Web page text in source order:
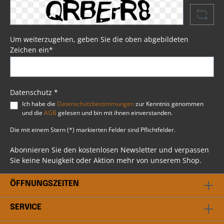
enthalten sind vier Lederriemen, die das
Anbringen der Schwingentasche am Heck Ihrer
Harley® problemlos ermöglichen. Die Tasche ist
zusätzlich durch Kunststoff und
Verstärkungsschaum gegen Verformungen bei
längerem Gebrauch geschützt. Somit ist
Favorit, ausgewählt durch unsere Profis bei BSB
nicht mit uns in Kontakt zu treten. Unser
professionelles Team steht dir gerne beratend
bei allen Fragen rund ums Thema Harley
Davidson® zur Verfügung.
Um weiterzugehen, geben Sie die oben abgebildeten
Zeichen ein*
Datenschutz *
Ich habe die Datenschutzbestimmungenzur Kenntnis genommen
und die AGB gelesen und bin mit ihnen einverstanden.
Die mit einem Stern (*) markierten Felder sind Pflichtfelder.
Abonnieren Sie den kostenlosen Newsletter und verpassen
Sie keine Neuigkeit oder Aktion mehr von unserem Shop.
ÖFFNUNGSZEITEN
SERVICE